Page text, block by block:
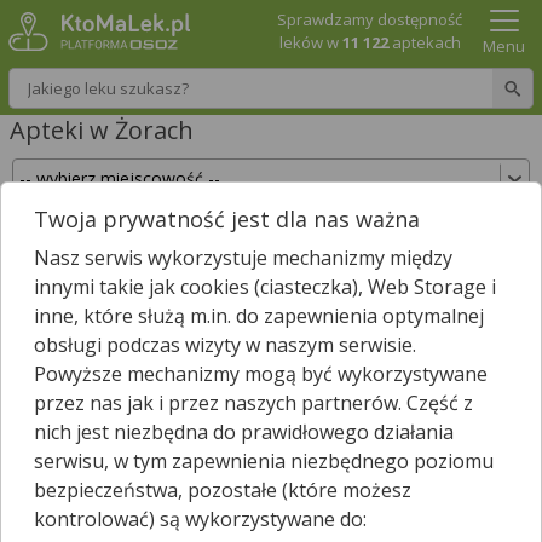
Wpisz nazwę leku
Sprawdzamy dostępność
leków w11 122aptekach Menu
Apteki w Żorach
Sprawdź, które apteki w Żorach posiadają Twój
lek i zarezerwuj go już teraz!
Wpisz nazwę leku
W Żorach jest17 aptek. 13
aptek zgłosiło nam, że są właśnie
otwarte.*
Wybierz typ aptek
Twoja prywatność jest dla nas ważna
Nasz serwis wykorzystuje mechanizmy między
innymi takie jak cookies (ciasteczka), Web Storage i
inne, które służą m.in. do zapewnienia optymalnej
obsługi podczas wizyty w naszym serwisie.
Powyższe mechanizmy mogą być wykorzystywane
przez nas jak i przez naszych partnerów. Część z
nich jest niezbędna do prawidłowego działania
serwisu, w tym zapewnienia niezbędnego poziomu
bezpieczeństwa, pozostałe (które możesz
kontrolować) są wykorzystywane do: